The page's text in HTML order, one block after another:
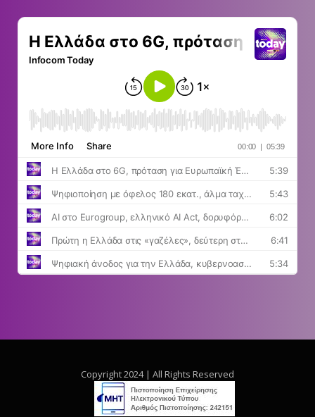
Copyright 2024 | All Rights Reserved